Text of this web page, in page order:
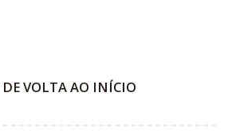
DE VOLTA AO INÍCIO